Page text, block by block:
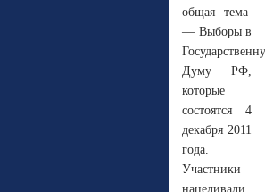
общая тема
— Выборы в
Думу РФ,
которые
состоятся 4
декабря 2011
года.
Участники
нацеливали